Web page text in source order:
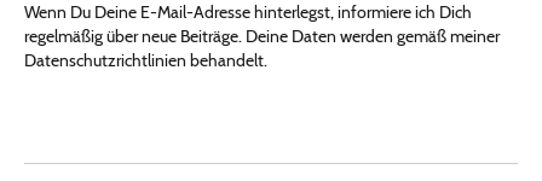
Wenn Du Deine E-Mail-Adresse hinterlegst, informiere ich Dich
regelmäßig über neue Beiträge. Deine Daten werden gemäß meiner
Datenschutzrichtlinien behandelt.